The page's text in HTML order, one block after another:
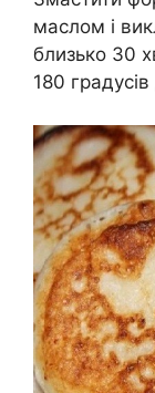
маслом і
близько 30
180